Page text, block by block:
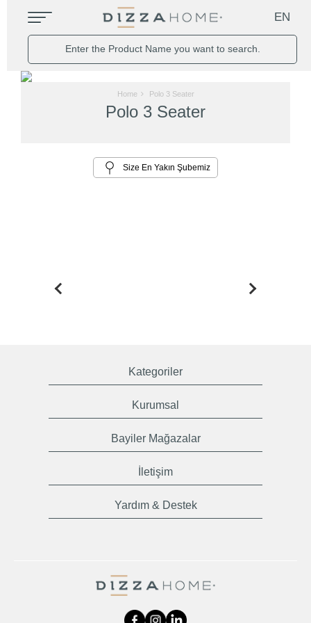
EN
Home Polo 3 Seater
Polo 3 Seater
Size En Yakın Şubemiz
Kategoriler
Kurumsal
Bayiler Mağazalar
İletişim
Yardım & Destek